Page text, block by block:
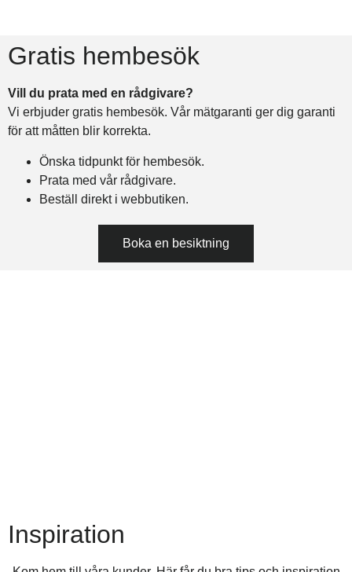
Gratis hembesök
Vill du prata med en rådgivare?
Vi erbjuder gratis hembesök. Vår mätgaranti ger dig garanti
för att måtten blir korrekta.
Önska tidpunkt för hembesök.
Prata med vår rådgivare.
Beställ direkt i webbutiken.
Boka en besiktning
Inspiration